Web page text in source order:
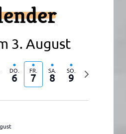
3. August
DO.
6
FR.
7
SA.
8
SO.
9
Woche